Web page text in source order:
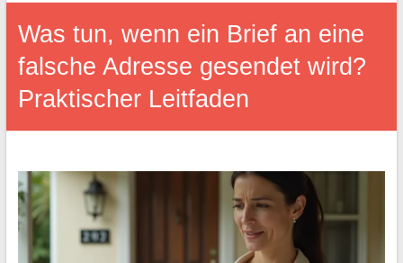
Was tun, wenn ein Brief an eine
falsche Adresse gesendet wird?
Praktischer Leitfaden